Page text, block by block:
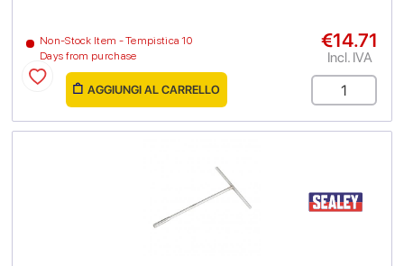
Non-Stock Item - Tempistica 10
Days from purchase
€14.71
Incl. IVA
AGGIUNGI AL CARRELLO